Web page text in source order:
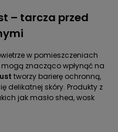
– tarcza przed
w pomieszczeniach
znacząco wpłynąć na
tworzy barierę ochronną,
delikatnej skóry. Produkty z
jak masło shea, wosk